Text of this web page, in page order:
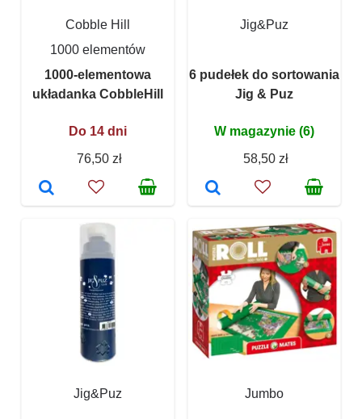
Cobble Hill
1000 elementów
1000-elementowa
układanka CobbleHill
Do 14 dni
76,50 zł
Jig&Puz
6 pudełek do sortowania
Jig & Puz
W magazynie (6)
58,50 zł
Jig&Puz Jumbo